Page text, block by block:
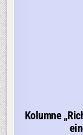
Kolumne